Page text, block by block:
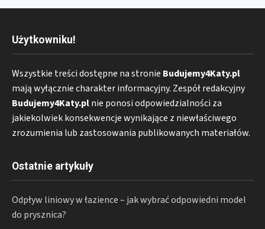
Użytkowniku!
Wszystkie treści dostępne na stronie Budujemy4Katy.pl
mają wyłącznie charakter informacyjny. Zespół redakcyjny
Budujemy4Katy.plnie ponosi odpowiedzialności za
jakiekolwiek konsekwencje wynikające z niewłaściwego
zrozumienia lub zastosowania publikowanych materiałów.
Ostatnie artykuły
Odpływ liniowy w łazience – jak wybrać odpowiedni model
do prysznica?